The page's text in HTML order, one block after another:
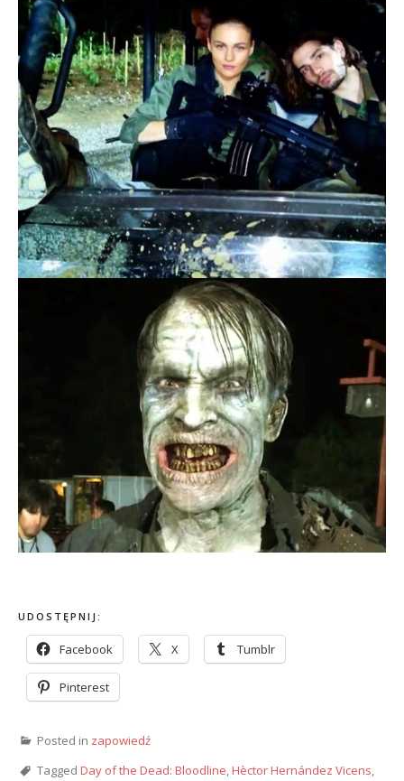
UDOSTĘPNIJ:
Facebook X Tumblr
Pinterest
Posted in zapowiedź
Tagged Day of the Dead: Bloodline,Hèctor Hernández Vicens,